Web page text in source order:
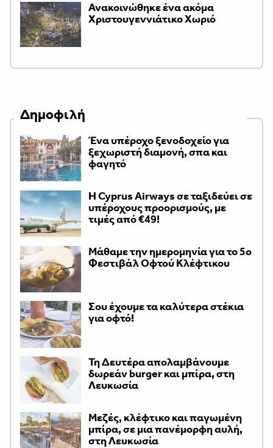
Ανακοινώθηκε ένα ακόμα
Χριστουγεννιάτικο Χωριό
Δημοφιλή
Ένα υπέροχο ξενοδοχείο για
ξεχωριστή διαμονή, σπα και
φαγητό
H Cyprus Airways σε ταξιδεύει σε
υπέροχους προορισμούς, με
τιμές από €49!
Μάθαμε την ημερομηνία για το 5ο
Φεστιβάλ Οφτού Κλέφτικου
Σου έχουμε τα καλύτερα στέκια
για οφτό!
Τη Δευτέρα απολαμβάνουμε
δωρεάν burger και μπίρα, στη
Λευκωσία
Μεζές, κλέφτικο και παγωμένη
μπίρα, σε μια πανέμορφη αυλή,
στη Λευκωσία